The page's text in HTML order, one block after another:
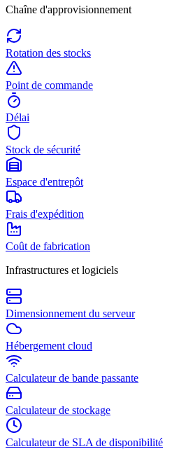
Chaîne d'approvisionnement
Rotation des stocks
Point de commande
Délai
Stock de sécurité
Espace d'entrepôt
Frais d'expédition
Coût de fabrication
Infrastructures et logiciels
Dimensionnement du serveur
Hébergement cloud
Calculateur de bande passante
Calculateur de stockage
Calculateur de SLA de disponibilité